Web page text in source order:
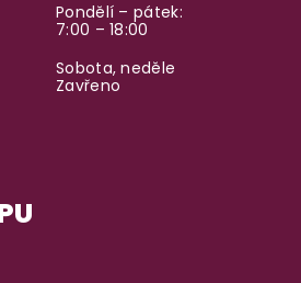
Pondělí – pátek:
7:00 – 18:00
Sobota, neděle
Zavřeno